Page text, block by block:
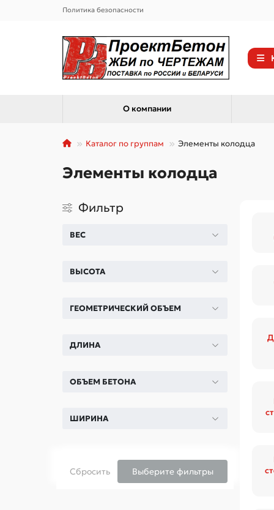
Политика безопасности
О компании
Каталог по группам Элементы колодца
Элементы колодца
Фильтр
ВЕС
ВЫСОТА
ГЕОМЕТРИЧЕСКИЙ ОБЪЕМ
ДЛИНА
ОБЪЕМ БЕТОНА
ШИРИНА
Сбросить Выберите фильтры